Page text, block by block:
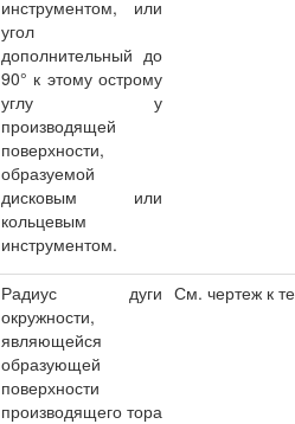
инструментом, или
угол
дополнительный до
90° к этому острому
углу у
производящей
поверхности,
образуемой
дисковым или
кольцевым
инструментом.
Радиус дуги
окружности,
являющейся
образующей
поверхности
производящего тора
См. чертеж к